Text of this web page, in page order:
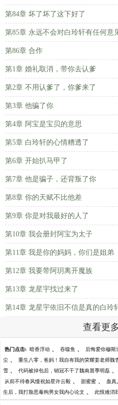
第84章 坏了坏了这下好了
第85章 永远不会对白玲轩有任何意
第86章 合作
第1章 婚礼取消，带你去认爹
第2章 不用认爹了，你爹来了
第3章 他骗了你
第4章 阿宝是宝贝的意思
第5章 白玲轩的心情糟透了
第6章 开始扒马甲了
第7章 他是骗子，还背叛了你
第8章 你的天赋不比他差
第9章 你是对我最好的人了
第10章 我会册封阿宝为太子
第11章 我是你的妈妈，你们是姐弟
第12章 我要带阿玥离开魔族
第13章 龙星宇找过来了
第14章 龙星宇依旧不信是真的白玲
查看更
热门点击: 暗香浮动 、 吞噬鱼 、 后悔爱你穆斯
尘 、 重生八零，爸妈！我自有我的荣耀姜老师魏
雪 、 代码被掉包后，销冠不干了魏南晨季明磊 、
从前不待春风慢祝如星许云毅 、 甜蜜蜜 、 蛊真
生后，我打脸恶毒狗男女我内心论文 、 此恨难消